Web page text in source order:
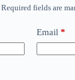
Required fields are
Email *